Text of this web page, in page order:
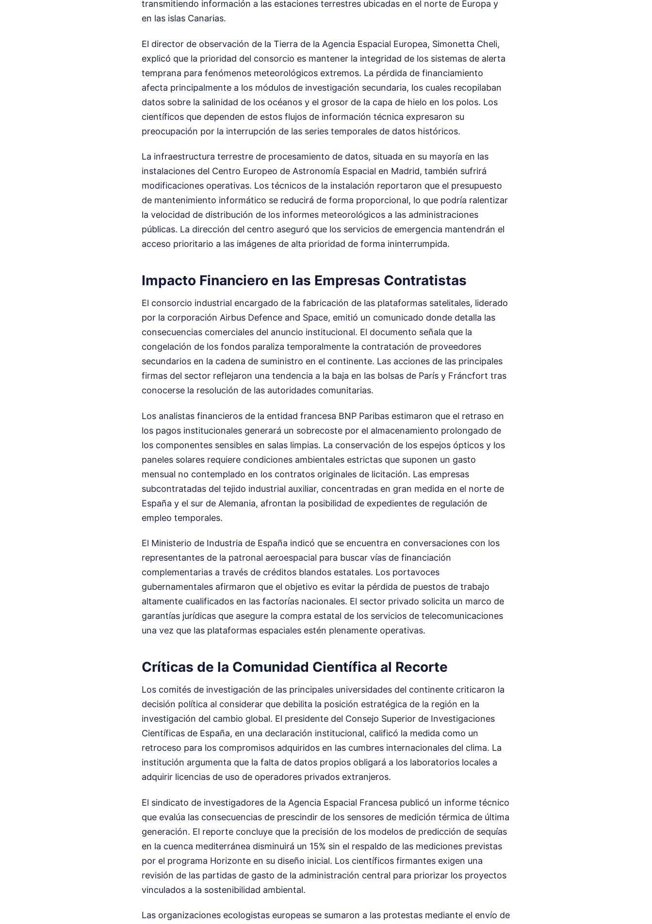
transmitiendo información a las estaciones terrestres ubicadas en el norte de Europa y
en las islas Canarias.
El director de observación de la Tierra de la Agencia Espacial Europea, Simonetta Cheli,
explicó que la prioridad del consorcio es mantener la integridad de los sistemas de alerta
temprana para fenómenos meteorológicos extremos. La pérdida de financiamiento
afecta principalmente a los módulos de investigación secundaria, los cuales recopilaban
datos sobre la salinidad de los océanos y el grosor de la capa de hielo en los polos. Los
científicos que dependen de estos flujos de información técnica expresaron su
preocupación por la interrupción de las series temporales de datos históricos.
La infraestructura terrestre de procesamiento de datos, situada en su mayoría en las
instalaciones del Centro Europeo de Astronomía Espacial en Madrid, también sufrirá
modificaciones operativas. Los técnicos de la instalación reportaron que el presupuesto
de mantenimiento informático se reducirá de forma proporcional, lo que podría ralentizar
la velocidad de distribución de los informes meteorológicos a las administraciones
públicas. La dirección del centro aseguró que los servicios de emergencia mantendrán el
acceso prioritario a las imágenes de alta prioridad de forma ininterrumpida.
Impacto Financiero en las Empresas Contratistas
El consorcio industrial encargado de la fabricación de las plataformas satelitales, liderado
por la corporación Airbus Defence and Space, emitió un comunicado donde detalla las
consecuencias comerciales del anuncio institucional. El documento señala que la
congelación de los fondos paraliza temporalmente la contratación de proveedores
secundarios en la cadena de suministro en el continente. Las acciones de las principales
firmas del sector reflejaron una tendencia a la baja en las bolsas de París y Fráncfort tras
conocerse la resolución de las autoridades comunitarias.
Los analistas financieros de la entidad francesa BNP Paribas estimaron que el retraso en
los pagos institucionales generará un sobrecoste por el almacenamiento prolongado de
los componentes sensibles en salas limpias. La conservación de los espejos ópticos y los
paneles solares requiere condiciones ambientales estrictas que suponen un gasto
mensual no contemplado en los contratos originales de licitación. Las empresas
subcontratadas del tejido industrial auxiliar, concentradas en gran medida en el norte de
España y el sur de Alemania, afrontan la posibilidad de expedientes de regulación de
empleo temporales.
El Ministerio de Industria de España indicó que se encuentra en conversaciones con los
representantes de la patronal aeroespacial para buscar vías de financiación
complementarias a través de créditos blandos estatales. Los portavoces
gubernamentales afirmaron que el objetivo es evitar la pérdida de puestos de trabajo
altamente cualificados en las factorías nacionales. El sector privado solicita un marco de
garantías jurídicas que asegure la compra estatal de los servicios de telecomunicaciones
una vez que las plataformas espaciales estén plenamente operativas.
Críticas de la Comunidad Científica al Recorte
Los comités de investigación de las principales universidades del continente criticaron la
decisión política al considerar que debilita la posición estratégica de la región en la
investigación del cambio global. El presidente del Consejo Superior de Investigaciones
Científicas de España, en una declaración institucional, calificó la medida como un
retroceso para los compromisos adquiridos en las cumbres internacionales del clima. La
institución argumenta que la falta de datos propios obligará a los laboratorios locales a
adquirir licencias de uso de operadores privados extranjeros.
El sindicato de investigadores de la Agencia Espacial Francesa publicó un informe técnico
que evalúa las consecuencias de prescindir de los sensores de medición térmica de última
generación. El reporte concluye que la precisión de los modelos de predicción de sequías
en la cuenca mediterránea disminuirá un 15% sin el respaldo de las mediciones previstas
por el programa Horizonte en su diseño inicial. Los científicos firmantes exigen una
revisión de las partidas de gasto de la administración central para priorizar los proyectos
vinculados a la sostenibilidad ambiental.
Las organizaciones ecologistas europeas se sumaron a las protestas mediante el envío de